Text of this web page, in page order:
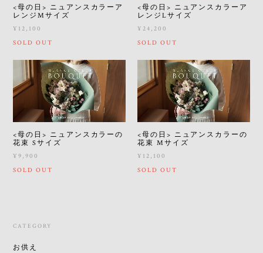
<母の日> ニュアンスカラーア
レンジMサイズ
¥12,100
SOLD OUT
<母の日> ニュアンスカラーア
レンジLサイズ
¥24,200
SOLD OUT
<母の日> ニュアンスカラーの
花束 Sサイズ
¥9,900
SOLD OUT
<母の日> ニュアンスカラーの
花束 Mサイズ
¥12,100
SOLD OUT
CATEGORY
お供え